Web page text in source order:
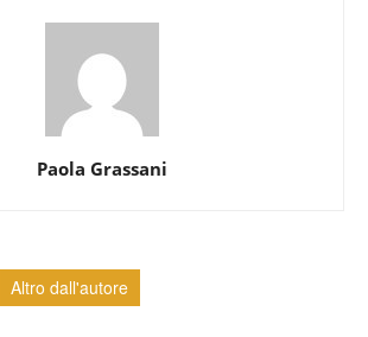
Paola Grassani
Altro dall'autore